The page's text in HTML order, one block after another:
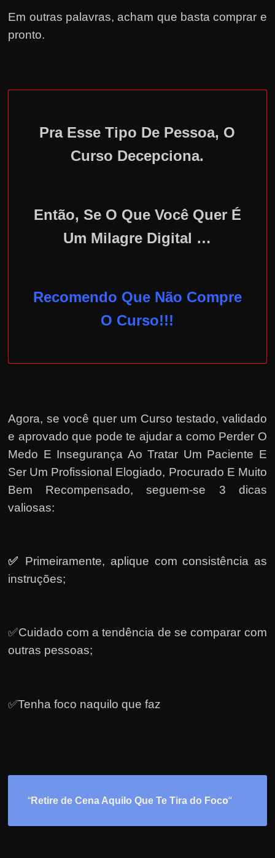
Em outras palavras, acham que basta comprar e
pronto.
Pra Esse Tipo De Pessoa, O
Curso Decepciona.
Então, Se O Que Você Quer É
Um Milagre Digital …
Recomendo Que Não Compre
O Curso!!!
Agora, se você quer um Curso testado, validado
e aprovado que pode te ajudar a como Perder O
Medo E Insegurança Ao Tratar Um Paciente E
Ser Um Profissional Elogiado, Procurado E Muito
Bem Recompensado, seguem-se 3 dicas
valiosas:
✅ Primeiramente, aplique com consistência as
instruções;
✅Cuidado com a tendência de se comparar com
outras pessoas;
✅Tenha foco naquilo que faz
“Retire de Cena Aquilo Que Te Tira do Foco“